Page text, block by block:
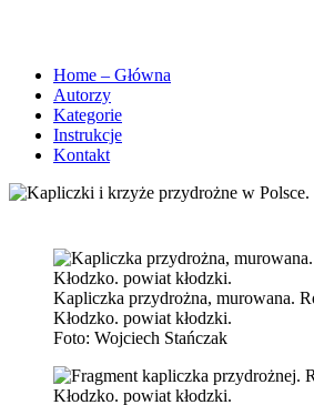
Home – Główna
Autorzy
Kategorie
Instrukcje
Kontakt
Kapliczka przydrożna, murowana.
Kłodzko. powiat kłodzki.
Foto: Wojciech Stańczak